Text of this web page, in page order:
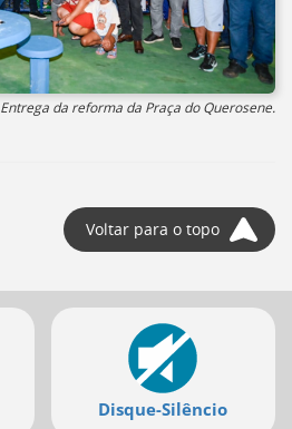
Entrega da reforma da Praça do Querosene.
Voltar para o topo
Disque-Silêncio